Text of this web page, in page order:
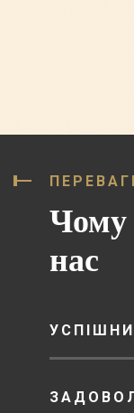
Чому
нас